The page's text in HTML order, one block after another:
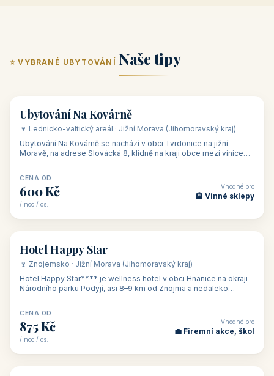
⭐ VYBRANÉ UBYTOVÁNÍ Naše tipy
🏡 penzion
Ubytování Na Kovárně
🍷 Lednicko-valtický areál · Jižní Morava (Jihomoravský kraj)
Ubytování Na Kovárně se nachází v obci Tvrdonice na jižní
Moravě, na adrese Slovácká 8, klidně na kraji obce mezi vinicemi,
CENA OD
600 Kč
/ noc / os.
Vhodné pro
🏨 Vinné sklepy
🏨 hotel
Hotel Happy Star
🍷 Znojemsko · Jižní Morava (Jihomoravský kraj)
Hotel Happy Star**** je wellness hotel v obci Hnanice na okraji
Národního parku Podyjí, asi 8–9 km od Znojma a nedaleko
CENA OD
875 Kč
/ noc / os.
Vhodné pro
💼 Firemní akce, škol